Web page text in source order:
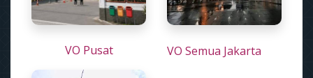
VO Pusat VO Semua Jakarta